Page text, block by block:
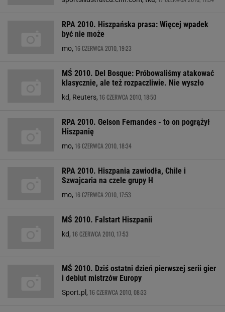
RPA 2010. Hiszpańska prasa: Więcej wpadek
być nie może
mo, 16 CZERWCA 2010, 19:23
MŚ 2010. Del Bosque: Próbowaliśmy atakować
klasycznie, ale też rozpaczliwie. Nie wyszło
kd, Reuters, 16 CZERWCA 2010, 18:50
RPA 2010. Gelson Fernandes - to on pogrążył
Hiszpanię
mo, 16 CZERWCA 2010, 18:34
RPA 2010. Hiszpania zawiodła, Chile i
Szwajcaria na czele grupy H
mo, 16 CZERWCA 2010, 17:53
MŚ 2010. Falstart Hiszpanii
kd, 16 CZERWCA 2010, 17:53
MŚ 2010. Dziś ostatni dzień pierwszej serii gier
i debiut mistrzów Europy
Sport.pl, 16 CZERWCA 2010, 08:33